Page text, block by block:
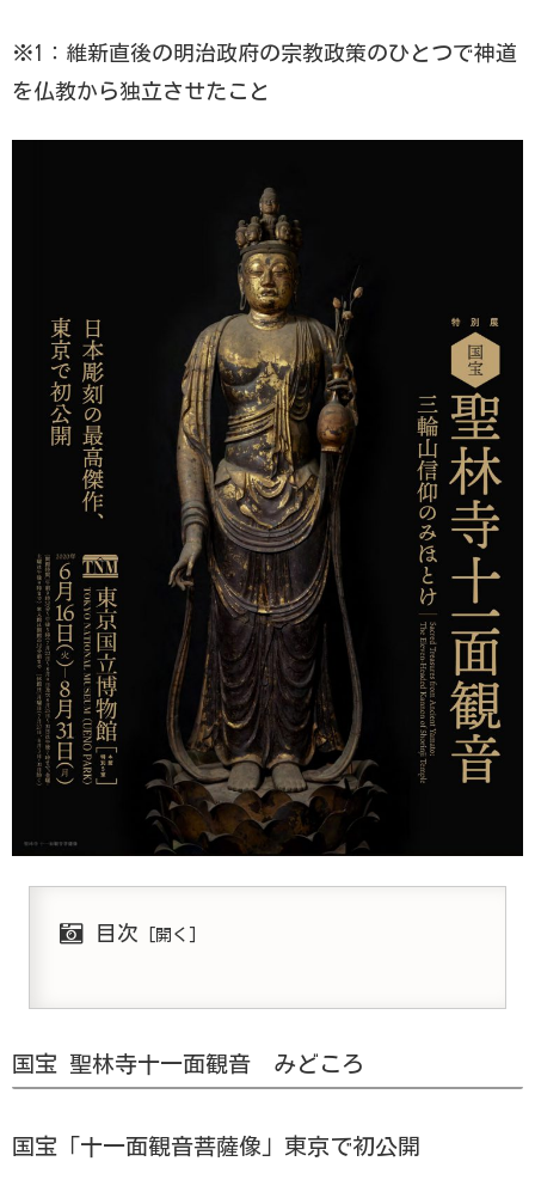
※1：維新直後の明治政府の宗教政策のひとつで神道
を仏教から独立させたこと
目次
国宝 聖林寺十一面観音 みどころ
国宝「十一面観音菩薩像」東京で初公開